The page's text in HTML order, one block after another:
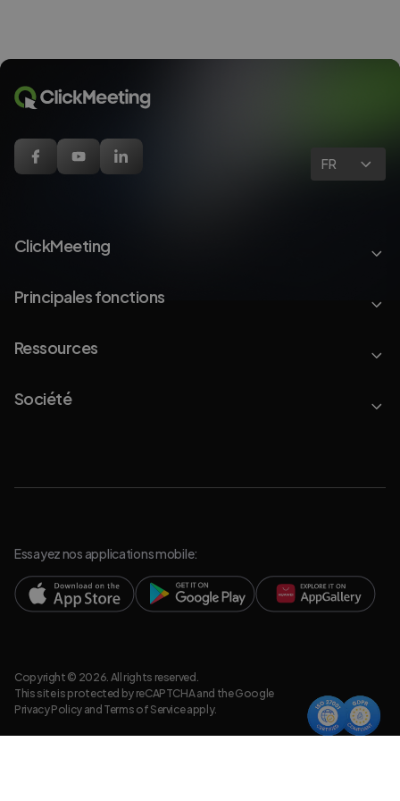
FR
ClickMeeting
Principales fonctions
Ressources
Société
Essayez nos applications mobile:
Copyright © 2026. All rights reserved.
This site is protected by reCAPTCHA and the Google
Privacy Policyand Terms of Serviceapply.